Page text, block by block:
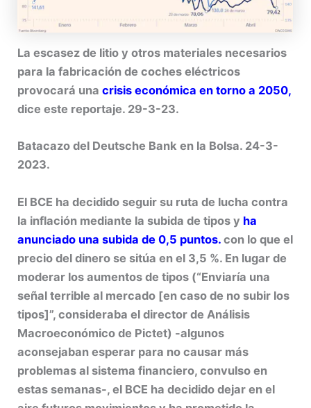
La escasez de litio y otros materiales necesarios
para la fabricación de coches eléctricos
provocará unacrisis económica en torno a 2050,
dice este reportaje. 29-3-23.
Batacazo del Deutsche Bank en la Bolsa. 24-3-
2023.
El BCE ha decidido seguir su ruta de lucha contra
la inflación mediante la subida de tipos y ha
anunciado una subida de 0,5 puntos. con lo que el
precio del dinero se sitúa en el 3,5 %. En lugar de
moderar los aumentos de tipos (“Enviaría una
señal terrible al mercado [en caso de no subir los
tipos]”, consideraba el director de Análisis
Macroeconómico de Pictet) -algunos
aconsejaban esperar para no causar más
problemas al sistema financiero, convulso en
estas semanas-, el BCE ha decidido dejar en el